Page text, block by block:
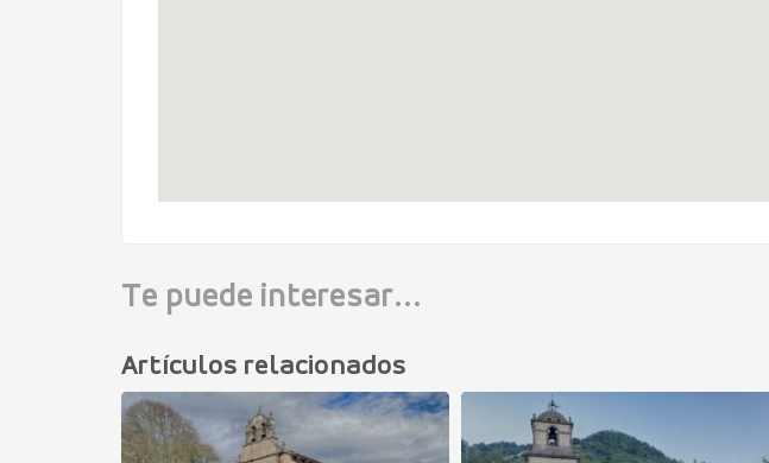
Te puede interesar...
Artículos relacionados